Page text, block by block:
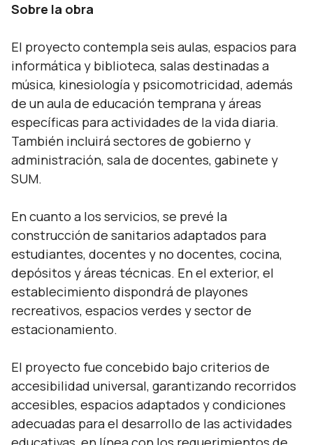
Sobre la obra
El proyecto contempla seis aulas, espacios para
informática y biblioteca, salas destinadas a
música, kinesiología y psicomotricidad, además
de un aula de educación temprana y áreas
específicas para actividades de la vida diaria.
También incluirá sectores de gobierno y
administración, sala de docentes, gabinete y
SUM.
En cuanto a los servicios, se prevé la
construcción de sanitarios adaptados para
estudiantes, docentes y no docentes, cocina,
depósitos y áreas técnicas. En el exterior, el
establecimiento dispondrá de playones
recreativos, espacios verdes y sector de
estacionamiento.
El proyecto fue concebido bajo criterios de
accesibilidad universal, garantizando recorridos
accesibles, espacios adaptados y condiciones
adecuadas para el desarrollo de las actividades